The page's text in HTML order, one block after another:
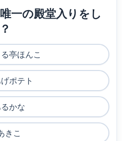
一の殿堂入りをし
亭ほんこ
ポテト
かな
きこ